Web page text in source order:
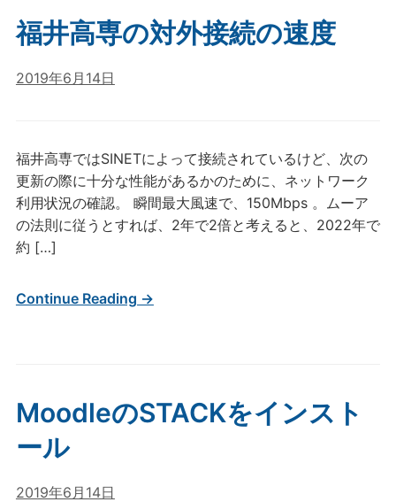
福井高専の対外接続の速度
2019年6月14日
福井高専ではSINETによって接続されているけど、次の
更新の際に十分な性能があるかのために、ネットワーク
利用状況の確認。 瞬間最大風速で、150Mbps 。ムーア
の法則に従うとすれば、2年で2倍と考えると、2022年で
約 […]
Continue Reading →
MoodleのSTACKをインスト
ール
2019年6月14日